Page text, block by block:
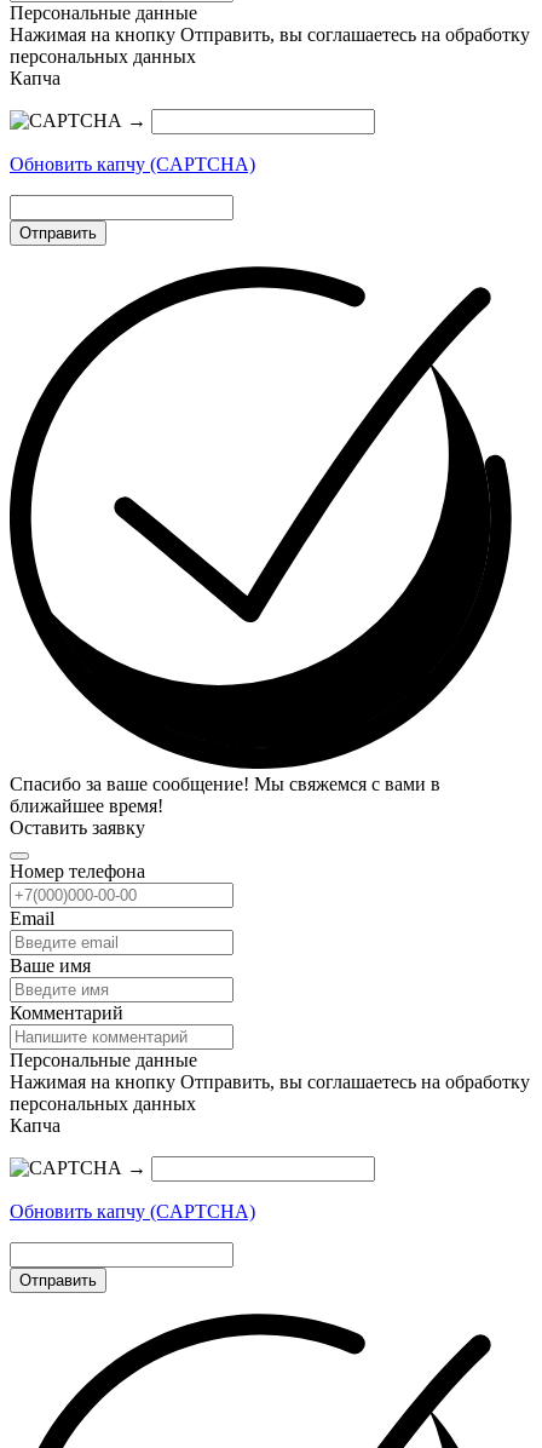
Персональные данные
Нажимая на кнопку Отправить, вы соглашаетесь на обработку
персональных данных
Капча
→
Обновить капчу (CAPTCHA)
Отправить
Спасибо за ваше сообщение! Мы свяжемся с вами в
ближайшее время!
Оставить заявку
Номер телефона
Email
Ваше имя
Комментарий
Персональные данные
Нажимая на кнопку Отправить, вы соглашаетесь на обработку
персональных данных
Капча
→
Обновить капчу (CAPTCHA)
Отправить